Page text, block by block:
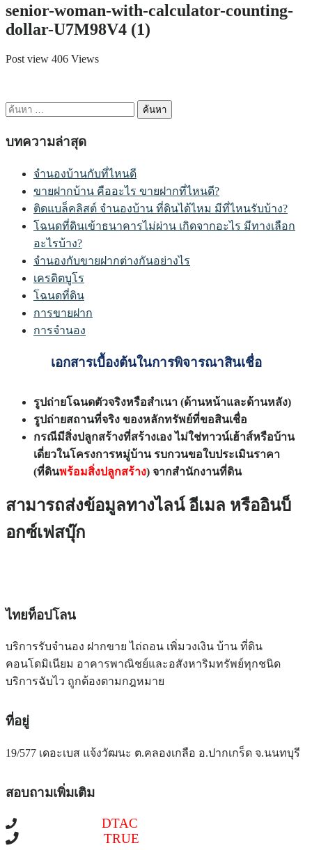
senior-woman-with-calculator-counting-
dollar-U7M98V4 (1)
Post view 406 Views
ค้นหา
บทความล่าสุด
จำนองบ้านกับที่ไหนดี
ขายฝากบ้าน คืออะไร ขายฝากที่ไหนดี?
ติดแบล็คลิสต์ จำนองบ้าน ที่ดินได้ไหม มีที่ไหนรับบ้าง?
โฉนดที่ดินเข้าธนาคารไม่ผ่าน เกิดจากอะไร มีทางเลือก
อะไรบ้าง?
จำนองกับขายฝากต่างกันอย่างไร
เครดิตบูโร
โฉนดที่ดิน
การขายฝาก
การจำนอง
เอกสารเบื้องต้นในการพิจารณาสินเชื่อ
รูปถ่ายโฉนดตัวจริงหรือสำเนา (ด้านหน้าและด้านหลัง)
รูปถ่ายสถานที่จริง ของหลักทรัพย์ที่ขอสินเชื่อ
กรณีมีสิ่งปลูกสร้างที่สร้างเอง ไม่ใช่ทาวน์เฮ้าส์หรือบ้าน
เดี่ยวในโครงการหมู่บ้าน รบกวนขอใบประเมินราคา
(ที่ดินพร้อมสิ่งปลูกสร้าง) จากสำนักงานที่ดิน
สามารถส่งข้อมูลทางไลน์ อีเมล หรืออินบ็
อกซ์เฟสบุ๊ก
ไทยท็อปโลน
บริการรับจำนอง ฝากขาย ไถ่ถอน เพิ่มวงเงิน บ้าน ที่ดิน
คอนโดมิเนียม อาคารพาณิชย์และอสังหาริมทรัพย์ทุกชนิด
บริการฉับไว ถูกต้องตามกฎหมาย
ที่อยู่
19/577 เดอะเบส แจ้งวัฒนะ ต.คลองเกลือ อ.ปากเกร็ด จ.นนทบุรี
สอบถามเพิ่มเติม
DTAC
TRUE